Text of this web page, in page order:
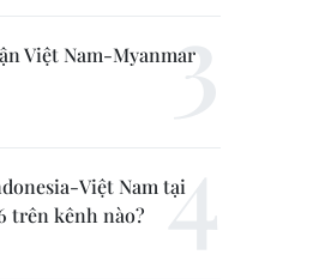
Việt Nam-Myanmar
Việt Nam tại
trên kênh nào?